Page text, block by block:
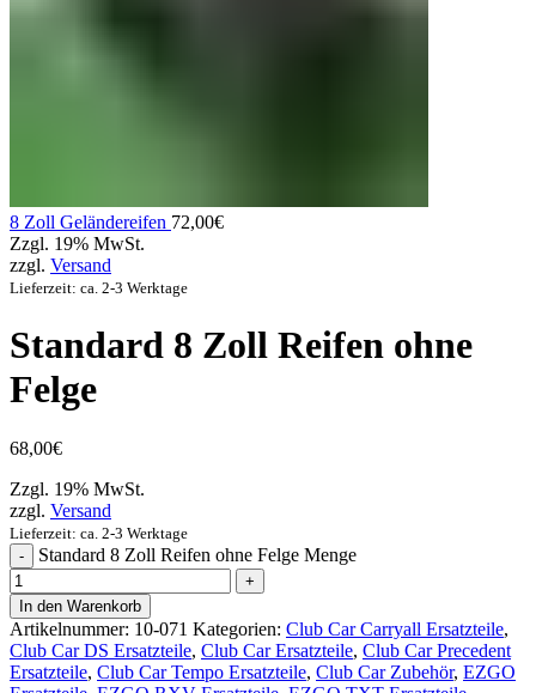
8 Zoll Geländereifen 72,00€
Zzgl. 19% MwSt.
zzgl. Versand
Lieferzeit: ca. 2-3 Werktage
Standard 8 Zoll Reifen ohne
Felge
68,00€
Zzgl. 19% MwSt.
zzgl. Versand
Lieferzeit: ca. 2-3 Werktage
Standard 8 Zoll Reifen ohne Felge Menge
In den Warenkorb
Artikelnummer: 10-071 Kategorien: Club Car Carryall Ersatzteile,
Club Car DS Ersatzteile, Club Car Ersatzteile, Club Car Precedent
Ersatzteile, Club Car Tempo Ersatzteile, Club Car Zubehör, EZGO